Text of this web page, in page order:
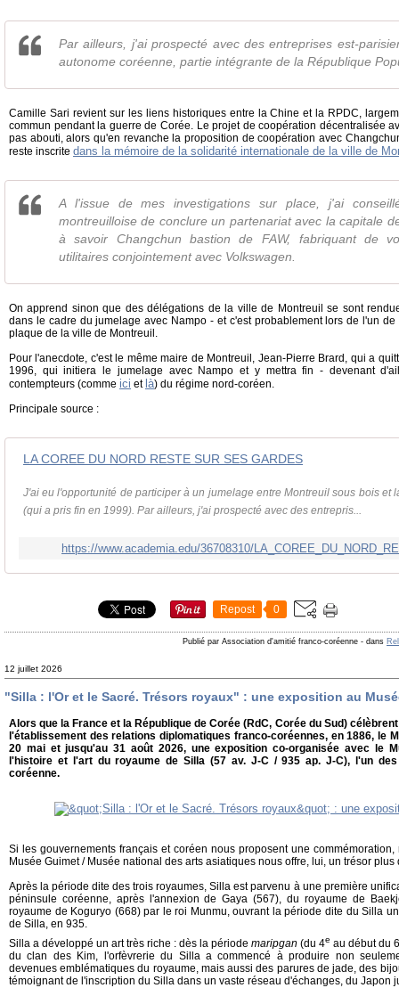
Par ailleurs, j'ai prospecté avec des entreprises est-
autonome coréenne, partie intégrante de la République
Camille Sari revient sur les liens historiques entre la Chine et la RPDC,
commun pendant la guerre de Corée. Le projet de coopération décentralisée
pas abouti, alors qu'en revanche la proposition de coopération avec
reste inscrite dans la mémoire de la solidarité internationale de la ville de
A l'issue de mes investigations sur place, j'ai
montreuilloise de conclure un partenariat avec la capitale
à savoir Changchun bastion de FAW, fabriquant de
utilitaires conjointement avec Volkswagen.
On apprend sinon que des délégations de la ville de Montreuil se sont
dans le cadre du jumelage avec Nampo - et c'est probablement lors de l'un
plaque de la ville de Montreuil.
Pour l'anecdote, c'est le même maire de Montreuil, Jean-Pierre Brard, qui a
1996, qui initiera le jumelage avec Nampo et y mettra fin - devenant
contempteurs (comme ici et là) du régime nord-coréen.
Principale source :
LA COREE DU NORD RESTE SUR SES GARDES
J'ai eu l'opportunité de participer à un jumelage entre Montreuil sous bois et
(qui a pris fin en 1999). Par ailleurs, j'ai prospecté avec des entrepris...
https://www.academia.edu/36708310/
Repost 0
Publié par Association d'amitié franco-coréenne - dans
12 juillet 2026
"Silla : l'Or et le Sacré. Trésors royaux" : une exposition au
Alors que la France et la République de Corée (RdC, Corée du Sud)
l'établissement des relations diplomatiques franco-coréennes, en 1886, le
20 mai et jusqu'au 31 août 2026, une exposition co-organisée avec le
l'histoire et l'art du royaume de Silla (57 av. J-C / 935 ap. J-C), l'un
coréenne.
Si les gouvernements français et coréen nous proposent une
Musée Guimet / Musée national des arts asiatiques nous offre, lui, un trésor
Après la période dite des trois royaumes, Silla est parvenu à une première
péninsule coréenne, après l'annexion de Gaya (567), du royaume de
royaume de Koguryo (668) par le roi Munmu, ouvrant la période dite du Silla
de Silla, en 935.
Silla a développé un art très riche : dès la période maripgan (du 4e au début du 6
du clan des Kim, l'orfèvrerie du Silla a commencé à produire non
devenues emblématiques du royaume, mais aussi des parures de jade, des
témoignant de l'inscription du Silla dans un vaste réseau d'échanges, du Japon